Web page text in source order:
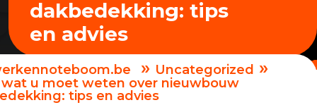
dakbedekking: tips
en advies
» Uncategorized »
wat u moet weten over nieuwbouw
tips en advies